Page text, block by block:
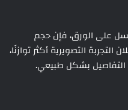
أقل من 200 ميجابكسل على الورق، فإن حجم
التصويرية أكثر توازنًا،
التفاصيل بشكل طبيعي.